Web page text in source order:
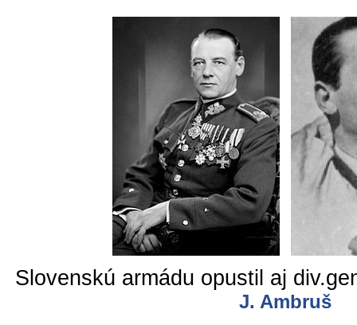
Slovenskú armádu opustil aj
J. Ambruš